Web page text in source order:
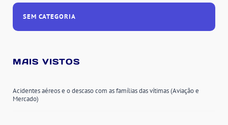
SEM CATEGORIA
MAIS VISTOS
Acidentes aéreos e o descaso com as famílias das vítimas (Aviação e
Mercado)